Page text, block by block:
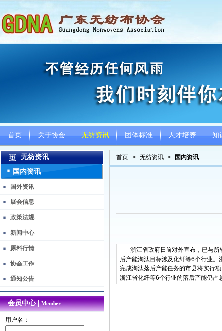
首页 关于协会 无纺资讯 团体标准 人才培养 知
首页 > 无纺资讯 > 国内资讯
浙江省政府日前对外宣布，已与所
后产能淘汰目标涉及化纤等6个行业。
完成淘汰落后产能任务的市县将实行
浙江省化纤等6个行业的落后产能仍占
无纺资讯
国内资讯
国外资讯
展会信息
政策法规
新闻中心
原料行情
协会工作
通知公告
会员中心 |Member
用户名：